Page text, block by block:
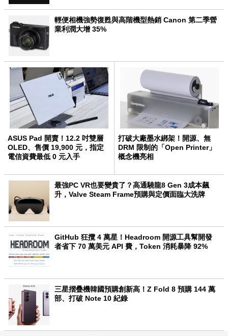
輕便相機強勢復甦與高階機型熱銷 Canon 第二季營
業利潤大增 35%
ASUS Pad 開賣！12.2 吋雙層
OLED、售價 19,900 元，指定
電信資費最低 0 元入手
打破大廠墨水綁架！開源、無
DRM 限制的「Open Printer」
概念機亮相
最強PC VR也要變貴了？高通驍龍8 Gen 3成本飆
升，Valve Steam Frame預購與定價面臨大洗牌
GitHub 狂攬 4 萬星！Headroom 開源工具幫開發
者省下 70 萬美元 API 費，Token 消耗暴降 92%
三星摺疊機韓國預購創新高！Z Fold 8 預購 144 萬
部、打破 Note 10 紀錄